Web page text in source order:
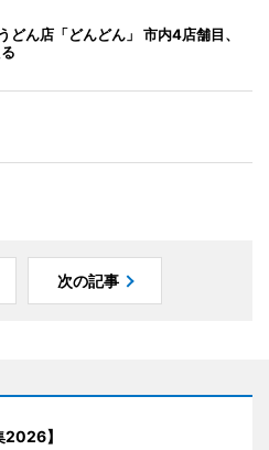
どん店「どんどん」 市内4店舗目、
次の記事
2026】